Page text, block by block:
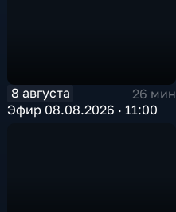
8 августа
26 мин
Эфир 08.08.2026 · 11:00